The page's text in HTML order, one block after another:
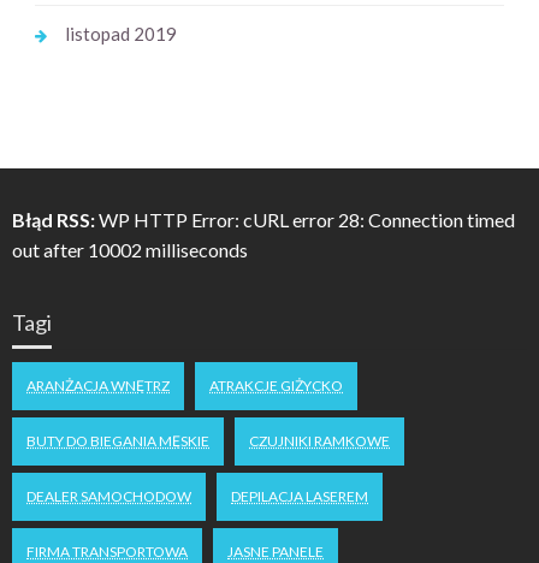
listopad 2019
Błąd RSS:WP HTTP Error: cURL error 28: Connection timed
out after 10002 milliseconds
Tagi
ARANŻACJA WNĘTRZ ATRAKCJE GIŻYCKO
BUTY DO BIEGANIA MĘSKIE CZUJNIKI RAMKOWE
DEALER SAMOCHODOW DEPILACJA LASEREM
FIRMA TRANSPORTOWA JASNE PANELE